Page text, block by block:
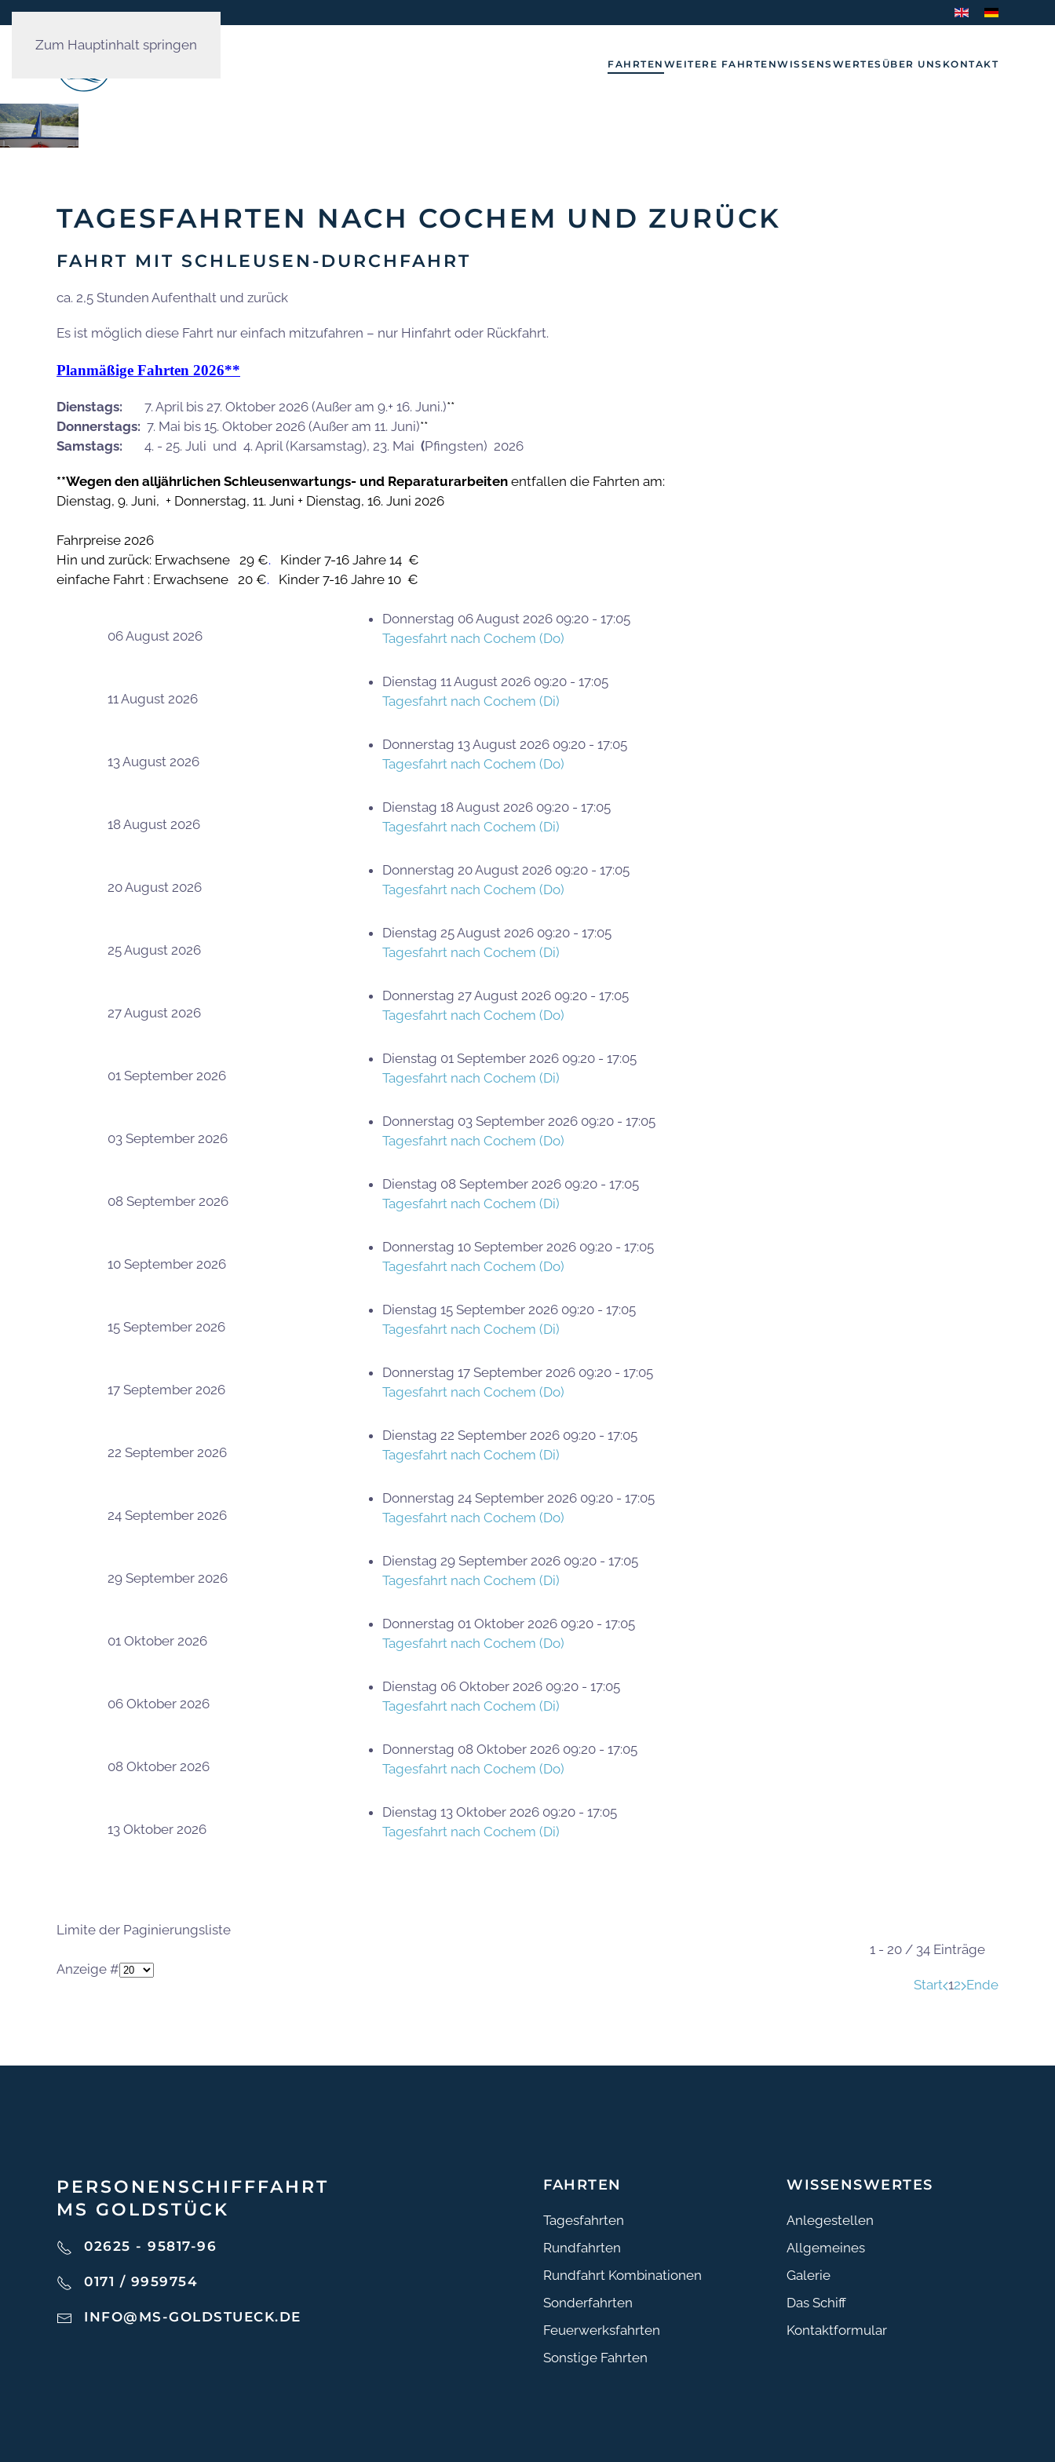
Zum Hauptinhalt springen
FAHRTEN WEITERE FAHRTENWISSENSWERTES ÜBER UNS KONTAKT
TAGESFAHRTEN NACH COCHEM UND ZURÜCK
FAHRT MIT SCHLEUSEN-DURCHFAHRT
ca. 2,5 Stunden Aufenthalt und zurück
Es ist möglich diese Fahrt nur einfach mitzufahren – nur Hinfahrt oder Rückfahrt.
Planmäßige Fahrten 2026**
Dienstags: 7. April bis 27. Oktober 2026 (Außer am 9.+ 16. Juni.)**
Donnerstags: 7. Mai bis 15. Oktober 2026 (Außer am 11. Juni)**
Samstags: 4. - 25. Juli und 4. April (Karsamstag), 23. Mai (Pfingsten) 2026
**Wegen den alljährlichen Schleusenwartungs- und Reparaturarbeiten entfallen die Fahrten am:
Dienstag, 9. Juni, + Donnerstag, 11. Juni + Dienstag, 16. Juni 2026
Fahrpreise 2026
Hin und zurück: Erwachsene 29 €. Kinder 7-16 Jahre 14 €
einfache Fahrt : Erwachsene 20 €. Kinder 7-16 Jahre 10 €
06 August 2026
Donnerstag 06 August 2026 09:20 - 17:05
Tagesfahrt nach Cochem (Do)
11 August 2026
Dienstag 11 August 2026 09:20 - 17:05
Tagesfahrt nach Cochem (Di)
13 August 2026
Donnerstag 13 August 2026 09:20 - 17:05
Tagesfahrt nach Cochem (Do)
18 August 2026
Dienstag 18 August 2026 09:20 - 17:05
Tagesfahrt nach Cochem (Di)
20 August 2026
Donnerstag 20 August 2026 09:20 - 17:05
Tagesfahrt nach Cochem (Do)
25 August 2026
Dienstag 25 August 2026 09:20 - 17:05
Tagesfahrt nach Cochem (Di)
27 August 2026
Donnerstag 27 August 2026 09:20 - 17:05
Tagesfahrt nach Cochem (Do)
01 September 2026
Dienstag 01 September 2026 09:20 - 17:05
Tagesfahrt nach Cochem (Di)
03 September 2026
Donnerstag 03 September 2026 09:20 - 17:05
Tagesfahrt nach Cochem (Do)
08 September 2026
Dienstag 08 September 2026 09:20 - 17:05
Tagesfahrt nach Cochem (Di)
10 September 2026
Donnerstag 10 September 2026 09:20 - 17:05
Tagesfahrt nach Cochem (Do)
15 September 2026
Dienstag 15 September 2026 09:20 - 17:05
Tagesfahrt nach Cochem (Di)
17 September 2026
Donnerstag 17 September 2026 09:20 - 17:05
Tagesfahrt nach Cochem (Do)
22 September 2026
Dienstag 22 September 2026 09:20 - 17:05
Tagesfahrt nach Cochem (Di)
24 September 2026
Donnerstag 24 September 2026 09:20 - 17:05
Tagesfahrt nach Cochem (Do)
29 September 2026
Dienstag 29 September 2026 09:20 - 17:05
Tagesfahrt nach Cochem (Di)
01 Oktober 2026
Donnerstag 01 Oktober 2026 09:20 - 17:05
Tagesfahrt nach Cochem (Do)
06 Oktober 2026
Dienstag 06 Oktober 2026 09:20 - 17:05
Tagesfahrt nach Cochem (Di)
08 Oktober 2026
Donnerstag 08 Oktober 2026 09:20 - 17:05
Tagesfahrt nach Cochem (Do)
13 Oktober 2026
Dienstag 13 Oktober 2026 09:20 - 17:05
Tagesfahrt nach Cochem (Di)
Limite der Paginierungsliste
1 - 20 / 34 Einträge
Anzeige #
Start 12 Ende
PERSONEN­SCHIFF­FAHRT
MS GOLDSTÜCK
02625 - 95817-96
0171 / 9959754
INFO@MS-GOLDSTUECK.DE
FAHRTEN
Tagesfahrten
Rundfahrten
Rundfahrt Kombinationen
Sonderfahrten
Feuerwerksfahrten
Sonstige Fahrten
WISSENSWERTES
Anlegestellen
Allgemeines
Galerie
Das Schiff
Kontaktformular